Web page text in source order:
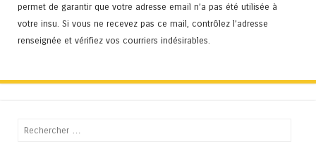
permet de garantir que votre adresse email n’a pas été utilisée à
votre insu. Si vous ne recevez pas ce mail, contrôlez l’adresse
renseignée et vérifiez vos courriers indésirables.
Recherche